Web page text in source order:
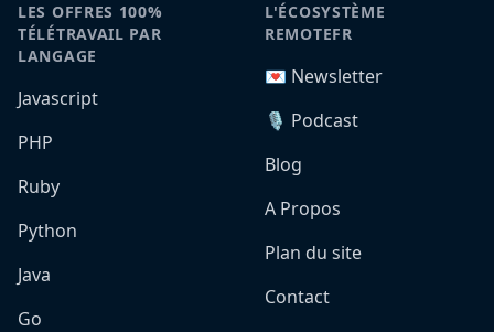
LES OFFRES 100%
TÉLÉTRAVAIL PAR
LANGAGE
Javascript
PHP
Ruby
Python
Java
Go
L'ÉCOSYSTÈME
REMOTEFR
💌 Newsletter
🎙️ Podcast
Blog
A Propos
Plan du site
Contact